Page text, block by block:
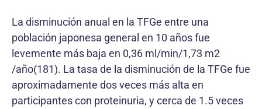
La disminución anual en la TFGe entre una
población japonesa general en 10 años fue
levemente más baja en 0,36 ml/min/1,73 m2
/año(181). La tasa de la disminución de la TFGe fue
aproximadamente dos veces más alta en
participantes con proteinuria, y cerca de 1.5 veces